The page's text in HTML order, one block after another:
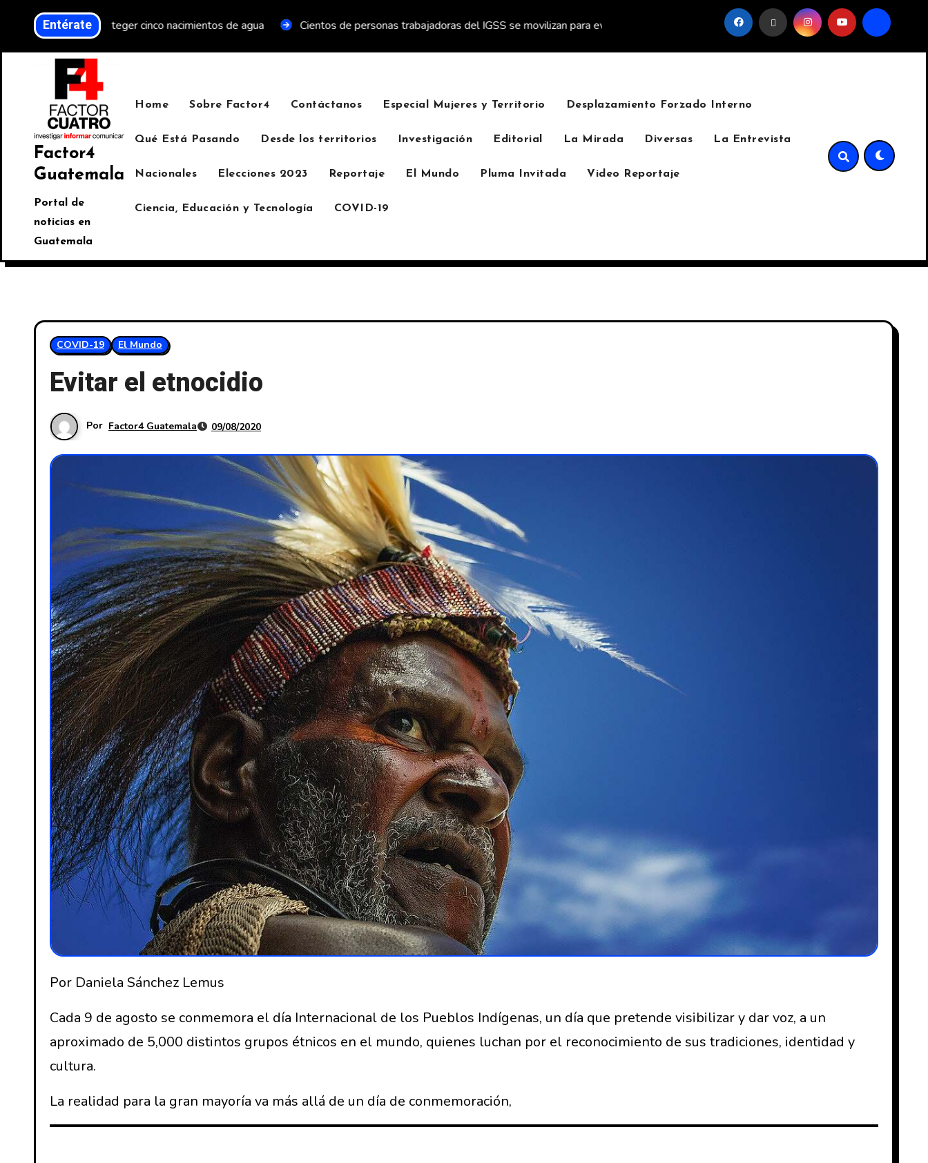
Entérate
y proteger cinco nacimientos de agua Cientos de personas trabajadoras del IGSS se movilizan para evitar descuento a favor del sindicato La invasión del cinturón verde de
Factor4
Guatemala
Portal de
noticias en
Guatemala
Home Sobre Factor4 Contáctanos Especial Mujeres y Territorio Desplazamiento Forzado Interno
Qué Está Pasando Desde los territorios Investigación Editorial La Mirada Diversas La Entrevista
Nacionales Elecciones 2023 Reportaje El Mundo Pluma Invitada Video Reportaje
Ciencia, Educación y Tecnología COVID-19
COVID-19 El Mundo
Evitar el etnocidio
Por Factor4 Guatemala 09/08/2020
Por Daniela Sánchez Lemus
Cada 9 de agosto se conmemora el día Internacional de los Pueblos Indígenas, un día que pretende visibilizar y dar voz, a un
aproximado de 5,000 distintos grupos étnicos en el mundo, quienes luchan por el reconocimiento de sus tradiciones, identidad y
cultura.
La realidad para la gran mayoría va más allá de un día de conmemoración,